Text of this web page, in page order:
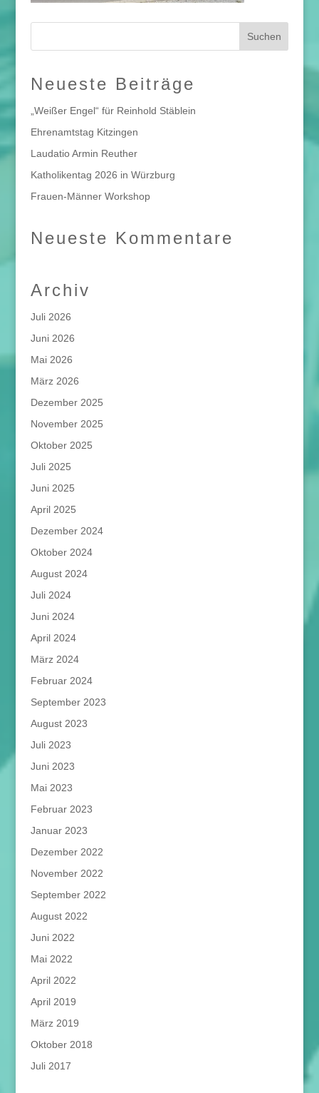
Neueste Beiträge
„Weißer Engel“ für Reinhold Stäblein
Ehrenamtstag Kitzingen
Laudatio Armin Reuther
Katholikentag 2026 in Würzburg
Frauen-Männer Workshop
Neueste Kommentare
Archiv
Juli 2026
Juni 2026
Mai 2026
März 2026
Dezember 2025
November 2025
Oktober 2025
Juli 2025
Juni 2025
April 2025
Dezember 2024
Oktober 2024
August 2024
Juli 2024
Juni 2024
April 2024
März 2024
Februar 2024
September 2023
August 2023
Juli 2023
Juni 2023
Mai 2023
Februar 2023
Januar 2023
Dezember 2022
November 2022
September 2022
August 2022
Juni 2022
Mai 2022
April 2022
April 2019
März 2019
Oktober 2018
Juli 2017